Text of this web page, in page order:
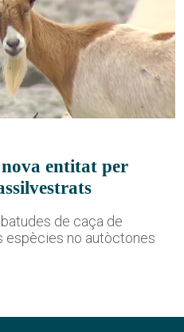
entitat per
de caça de
espècies no autòctones